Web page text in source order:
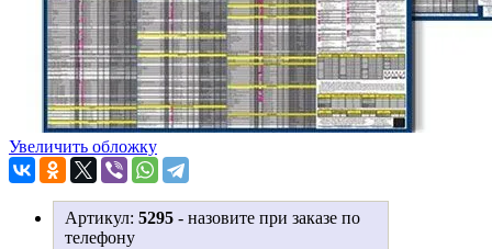
Увеличить обложку
Артикул: 5295 - назовите при заказе по
телефону